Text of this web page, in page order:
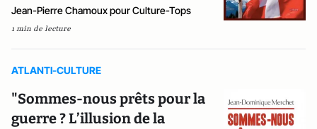
Jean-Pierre Chamoux pour Culture-Tops
1 min de lecture
ATLANTI-CULTURE
"Sommes-nous prêts pour la
guerre ? L’illusion de la